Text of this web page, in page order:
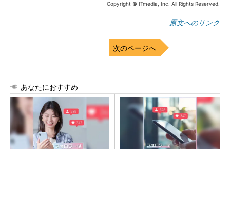
Copyright © ITmedia, Inc. All Rights Reserved.
原文へのリンク
次のページへ
あなたにおすすめ